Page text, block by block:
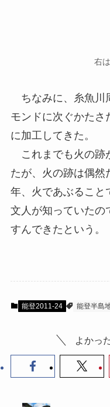
右
ちなみに、糸魚川
モンドに次ぐかたさ
に加工してきた。
これまでも火の跡
たが、火の跡は偶然
年、火であぶること
文人が知っていたの
すんできたという。
能登2011-24 能登半島
よかっ